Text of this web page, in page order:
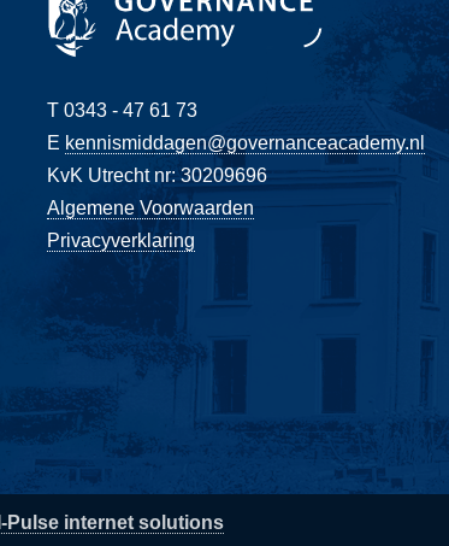
T 0343 - 47 61 73
E kennismiddagen@governanceacademy.nl
KvK Utrecht nr: 30209696
Algemene Voorwaarden
Privacyverklaring
I-Pulse internet solutions